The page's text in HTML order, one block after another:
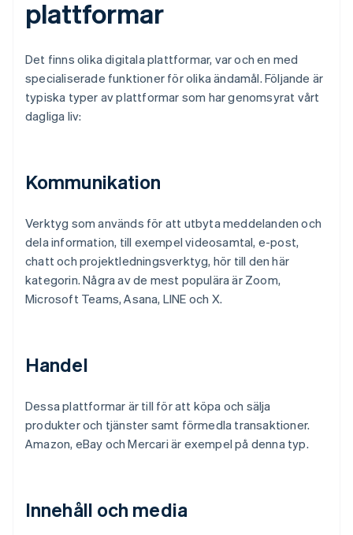
plattformar
Det finns olika digitala plattformar, var och en med
specialiserade funktioner för olika ändamål. Följande är
typiska typer av plattformar som har genomsyrat vårt
dagliga liv:
Kommunikation
Verktyg som används för att utbyta meddelanden och
dela information, till exempel videosamtal, e-post,
chatt och projektledningsverktyg, hör till den här
kategorin. Några av de mest populära är Zoom,
Microsoft Teams, Asana, LINE och X.
Handel
Dessa plattformar är till för att köpa och sälja
produkter och tjänster samt förmedla transaktioner.
Amazon, eBay och Mercari är exempel på denna typ.
Innehåll och media